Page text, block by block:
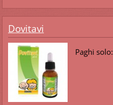
Dovitavi
Paghi solo: